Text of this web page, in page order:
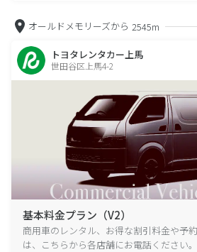
オールドメモリーズから 2545m
トヨタレンタカー上馬
世田谷区上馬4-2
基本料金プラン（V2）
商用車のレンタル、お得な割引料金や予
は、こちらから各店舗にお電話ください。